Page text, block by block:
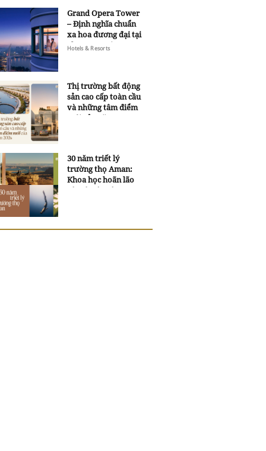
Grand Opera Tower
– Định nghĩa chuẩn
xa hoa đương đại tại
Sheraton Saigon
Hotels & Resorts
Thị trường bất động
sản cao cấp toàn cầu
và những tâm điểm
mới của năm 2026
30 năm triết lý
trường thọ Aman:
Khoa học hoãn lão
và trí tuệ ngàn xưa